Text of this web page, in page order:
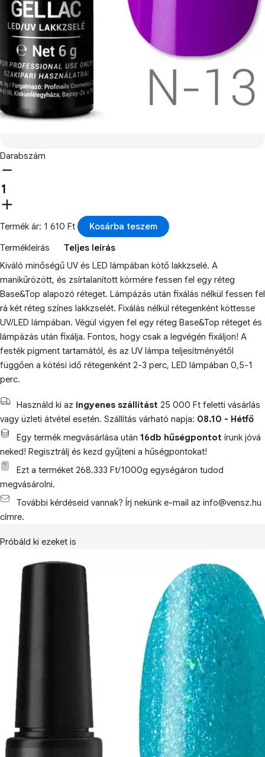
Darabszám
Termék ár: 1 610 Ft
Kosárba teszem
Termékleírás
Teljes leírás
Kiváló minőségű UV és LED lámpában kötő lakkzselé. A
manikűrözött, és zsírtalanított körmére fessen fel egy réteg
Base&Top alapozó réteget. Lámpázás után fixálás nélkül fessen fel
rá két réteg színes lakkzselét. Fixálás nélkül rétegenként köttesse
UV/LED lámpában. Végül vigyen fel egy réteg Base&Top réteget és
lámpázás után fixálja. Fontos, hogy csak a legvégén fixáljon! A
festék pigment tartamától, és az UV lámpa teljesítményétől
függően a kötési idő rétegenként 2-3 perc, LED lámpában 0,5-1
perc.
Használd ki az ingyenes szállítást 25 000 Ft feletti vásárlás
vagy üzleti átvétel esetén. Szállítás várható napja: 08.10 - Hétfő
Egy termék megvásárlása után 16db hűségpontot írunk jóvá
neked! Regisztrálj és kezd gyűjteni a hűségpontokat!
Ezt a terméket 268.333 Ft/1000g egységáron tudod
megvásárolni.
További kérdéseid vannak? Írj nekünk e-mail az info@vensz.hu
címre.
Próbáld ki ezeket is